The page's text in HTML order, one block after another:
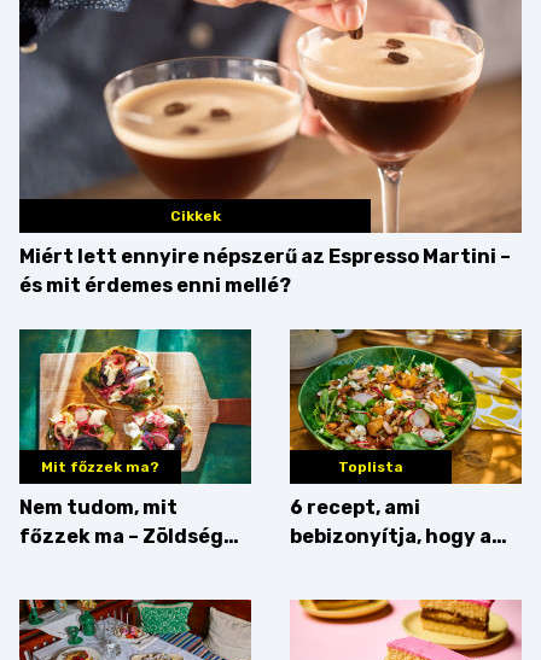
Cikkek
Miért lett ennyire népszerű az Espresso Martini –
és mit érdemes enni mellé?
Mit főzzek ma?
Nem tudom, mit
főzzek ma – Zöldség
Toplista
6 recept, ami
bebizonyítja, hogy a
zseniális